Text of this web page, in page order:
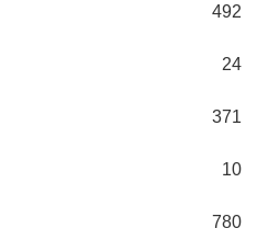
492
24
371
10
780